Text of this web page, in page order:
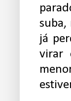
suba,
já
virar